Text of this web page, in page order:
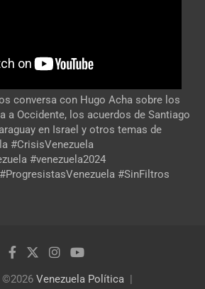
conversa con Hugo Acha sobre los
a Occidente, los acuerdos de Santiago
en Israel y otros temas de
#CrisisVenezuela
#venezuela2024
#SinFiltros
©2026 Venezuela Política